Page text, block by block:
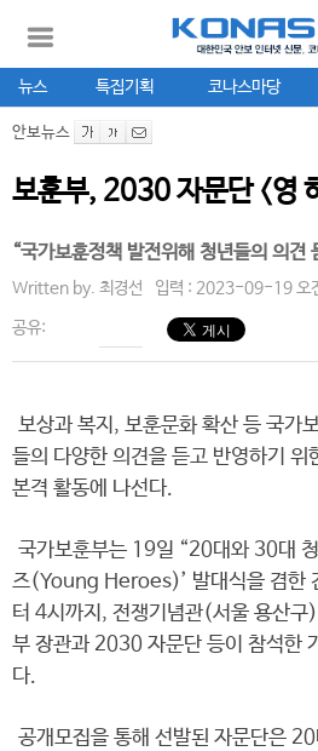
뉴스 특집기획 코나스마당
안보뉴스
보훈부, 2030 자문단 <영
“국가보훈정책 발전위해 청년들의 의견
Written by. 최경선 입력 : 2023-09-19 오
공유:
보상과 복지, 보훈문화 확산 등 국가
들의 다양한 의견을 듣고 반영하기
본격 활동에 나선다.
국가보훈부는 19일 “20대와 30대
즈(Young Heroes)’ 발대식을 겸한
터 4시까지, 전쟁기념관(서울 용산구
부 장관과 2030 자문단 등이 참석한
다.
공개모집을 통해 선발된 자문단은